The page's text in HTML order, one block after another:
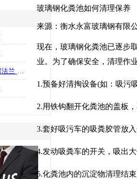
玻璃钢通风法兰 玻璃钢防腐法兰 法兰管件 模压法兰
玻璃钢化粪池如何清理保养
来源：衡水永富玻璃钢有
现在，玻璃钢化粪池已逐步
业。为了确保安全，清理作
1.预备好清掏设备(如：吸污
2.用铁钩翻开化粪池的盖板
3.套好吸污车的吸粪胶管放
4.发动吸粪车的开关，吸出
5.化粪池内的沉淀物清理结